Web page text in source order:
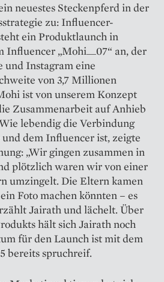
neues­tes Steckenpferd in der
zu: Influencer-
ein Produktlaunch in
Influencer „Mohi__07“ an, der
und Instagram eine
von 3,7 Millionen
ist von unserem Konzept
Zusammenarbeit auf Anhieb
lebendig die Verbindung
dem Influencer ist, zeigte
„Wir gingen zusammen in
plötzlich waren wir von einer
umzingelt. Die Eltern kamen
Foto machen könnten – es
Jairath und lächelt. Über
hält sich Jairath noch
für den Launch ist mit dem
bereits spruchreif.